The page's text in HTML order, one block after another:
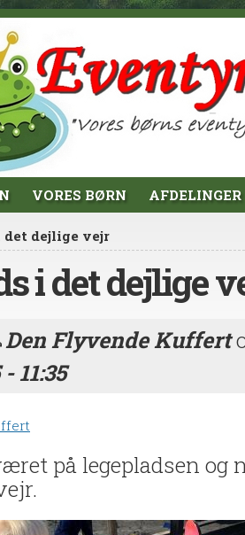
VORES BØRN AFDELINGER
det dejlige vejr
i det dejlige
Den Flyvende Kuffert
11:35
på legepladsen og